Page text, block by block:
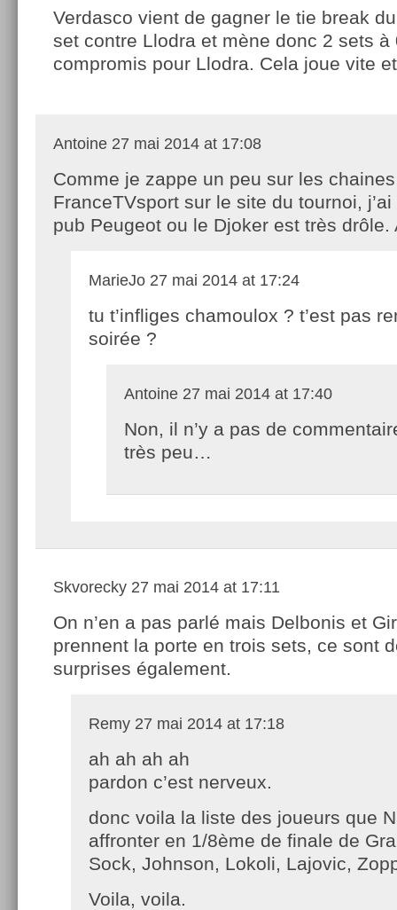
Verdasco vient de gagner le tie break
set contre Llodra et mène donc 2 sets à
compromis pour Llodra. Cela joue vite
Antoine 27 mai 2014 at 17:08
Comme je zappe un peu sur les
FranceTVsport sur le site du tournoi,
pub Peugeot ou le Djoker est très drôle.
MarieJo 27 mai 2014 at 17:24
tu t’infliges chamoulox ? t’est pas
soirée ?
Antoine 27 mai 2014 at 17:40
Non, il n’y a pas de
très peu…
Skvorecky 27 mai 2014 at 17:11
On n’en a pas parlé mais Delbonis et
prennent la porte en trois sets, ce sont
surprises également.
Remy 27 mai 2014 at 17:18
ah ah ah ah
pardon c’est nerveux.
donc voila la liste des joueurs que
affronter en 1/8ème de finale de
Sock, Johnson, Lokoli, Lajovic,
Voila, voila.